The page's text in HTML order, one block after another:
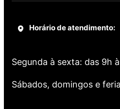
Horário de atendimento:
Segunda à sexta: das 9h
Sábados, domingos e